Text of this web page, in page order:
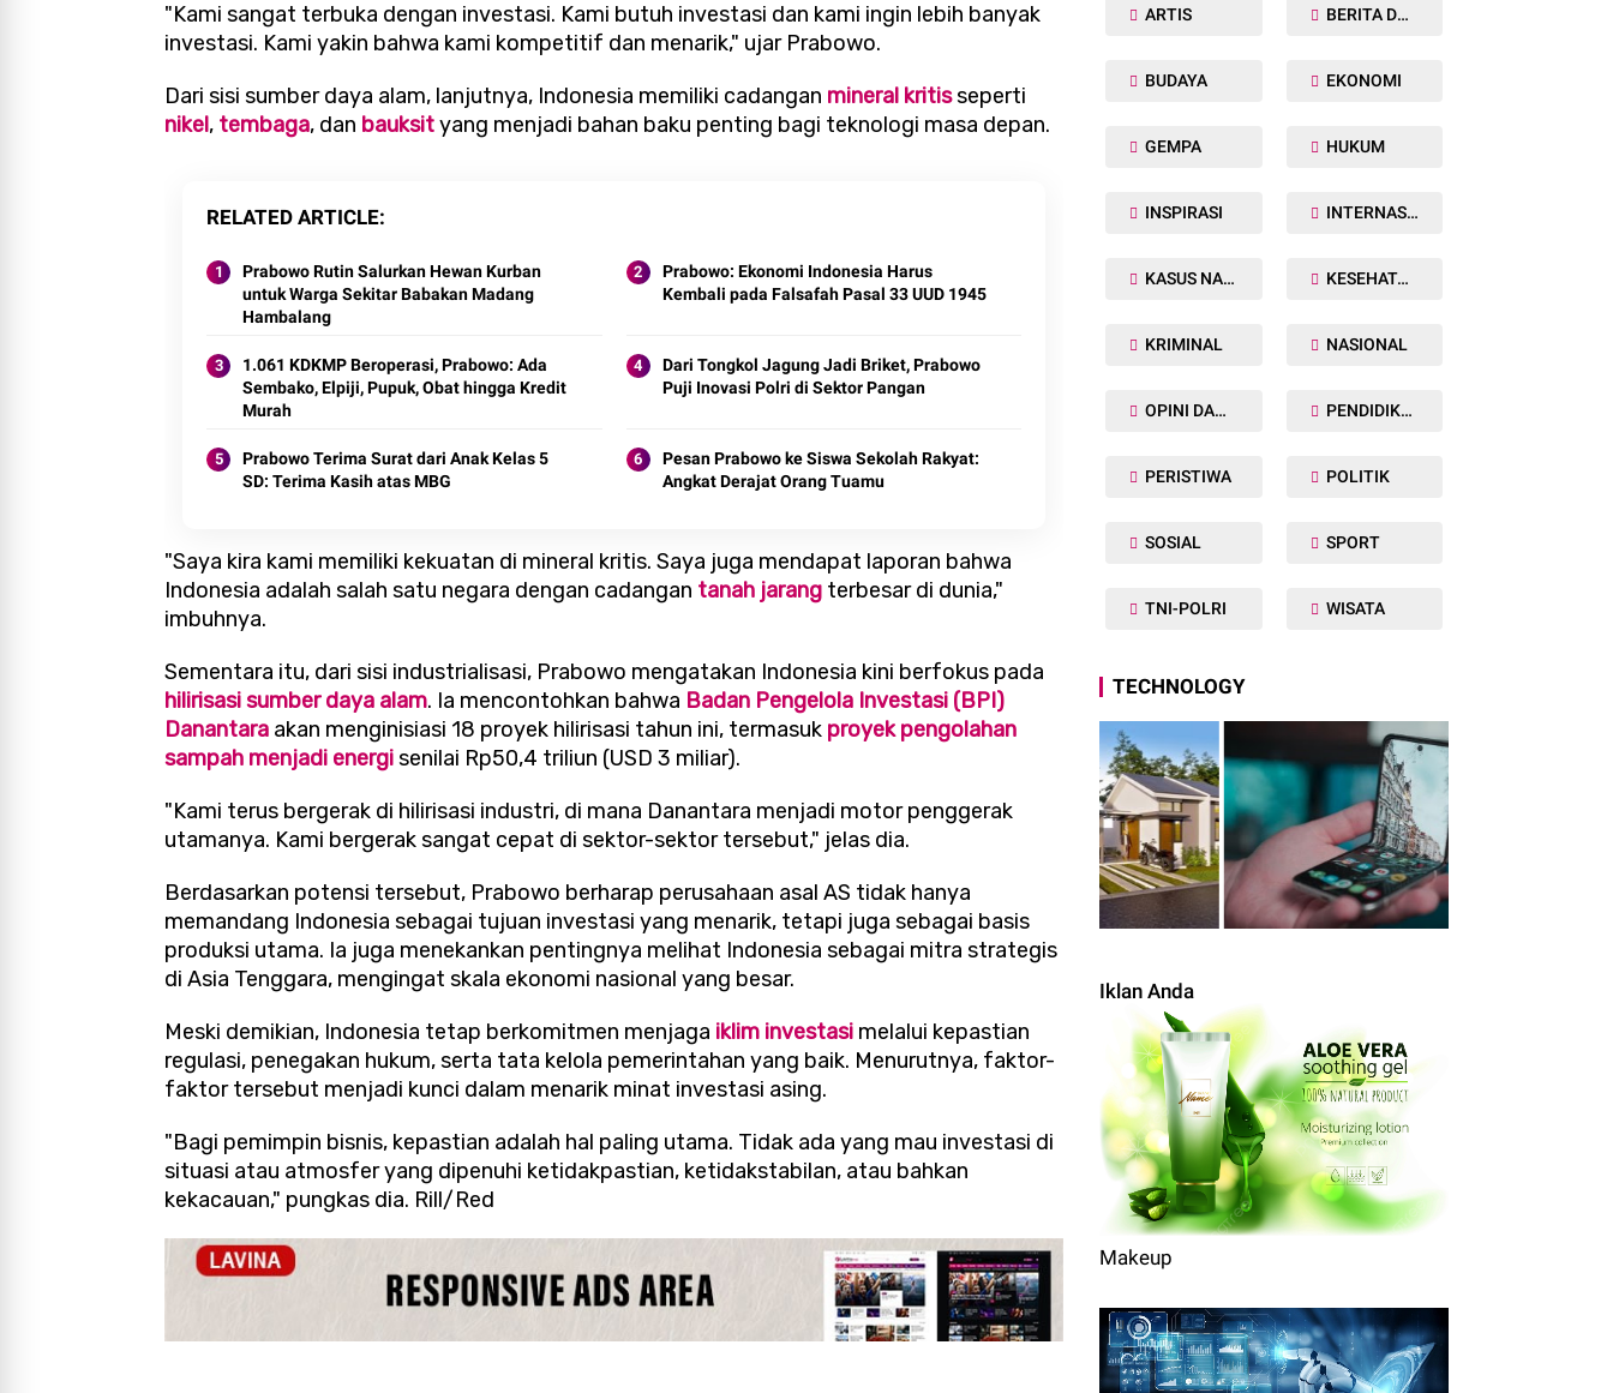
"Kami sangat terbuka dengan investasi. Kami butuh investasi dan kami ingin lebih banyak
investasi. Kami yakin bahwa kami kompetitif dan menarik," ujar Prabowo.
Dari sisi sumber daya alam, lanjutnya, Indonesia memiliki cadangan mineral kritisseperti
nikel, tembaga, dan bauksityang menjadi bahan baku penting bagi teknologi masa depan.
RELATED ARTICLE
Prabowo Rutin Salurkan Hewan Kurban
untuk Warga Sekitar Babakan Madang
Hambalang
Prabowo: Ekonomi Indonesia Harus
Kembali pada Falsafah Pasal 33 UUD 1945
1.061 KDKMP Beroperasi, Prabowo: Ada
Sembako, Elpiji, Pupuk, Obat hingga Kredit
Murah
Dari Tongkol Jagung Jadi Briket, Prabowo
Puji Inovasi Polri di Sektor Pangan
Prabowo Terima Surat dari Anak Kelas 5
SD: Terima Kasih atas MBG
Pesan Prabowo ke Siswa Sekolah Rakyat:
Angkat Derajat Orang Tuamu
"Saya kira kami memiliki kekuatan di mineral kritis. Saya juga mendapat laporan bahwa
Indonesia adalah salah satu negara dengan cadangan tanah jarang terbesar di dunia,"
imbuhnya.
Sementara itu, dari sisi industrialisasi, Prabowo mengatakan Indonesia kini berfokus pada
hilirisasi sumber daya alam. Ia mencontohkan bahwa Badan Pengelola Investasi (BPI)
Danantara akan menginisiasi 18 proyek hilirisasi tahun ini, termasuk proyek pengolahan
sampah menjadi energisenilai Rp50,4 triliun (USD 3 miliar).
"Kami terus bergerak di hilirisasi industri, di mana Danantara menjadi motor penggerak
utamanya. Kami bergerak sangat cepat di sektor-sektor tersebut," jelas dia.
Berdasarkan potensi tersebut, Prabowo berharap perusahaan asal AS tidak hanya
memandang Indonesia sebagai tujuan investasi yang menarik, tetapi juga sebagai basis
produksi utama. Ia juga menekankan pentingnya melihat Indonesia sebagai mitra strategis
di Asia Tenggara, mengingat skala ekonomi nasional yang besar.
Meski demikian, Indonesia tetap berkomitmen menjaga iklim investasi melalui kepastian
regulasi, penegakan hukum, serta tata kelola pemerintahan yang baik. Menurutnya, faktor-
faktor tersebut menjadi kunci dalam menarik minat investasi asing.
"Bagi pemimpin bisnis, kepastian adalah hal paling utama. Tidak ada yang mau investasi di
situasi atau atmosfer yang dipenuhi ketidakpastian, ketidakstabilan, atau bahkan
kekacauan," pungkas dia. Rill/Red
ARTIS BERITA DAERAH
BUDAYA EKONOMI
GEMPA HUKUM
INSPIRASI INTERNASIONAL
KASUS NARKOBA KESEHATAN TUBUH
KRIMINAL NASIONAL
OPINI DAN ARTIKEL PENDIDIKAN
PERISTIWA POLITIK
SOSIAL SPORT
TNI-POLRI WISATA
TECHNOLOGY
Iklan Anda
Makeup